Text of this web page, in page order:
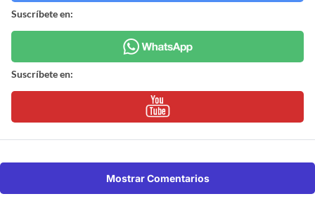
Suscríbete en:
Suscríbete en:
Mostrar Comentarios